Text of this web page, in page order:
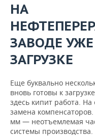
НА
ЗАВОДЕ
ЗАГРУЗКЕ
Еще буквально
вновь готовы к
здесь кипит работа.
замена
мм — неотъемлемая
системы производства.